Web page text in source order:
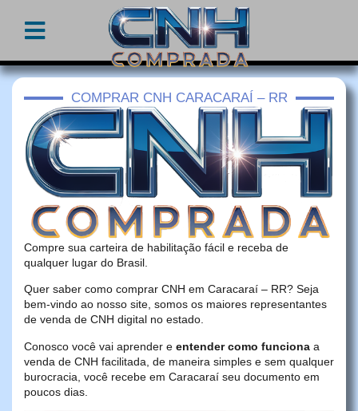
COMPRAR CNH CARACARAÍ – RR
Compre sua carteira de habilitação fácil e receba de
qualquer lugar do Brasil.
Quer saber como comprar CNH em Caracaraí – RR? Seja
bem-vindo ao nosso site, somos os maiores representantes
de venda de CNH digital no estado.
Conosco você vai aprender e entender como funciona a
venda de CNH facilitada, de maneira simples e sem qualquer
burocracia, você recebe em Caracaraí seu documento em
poucos dias.